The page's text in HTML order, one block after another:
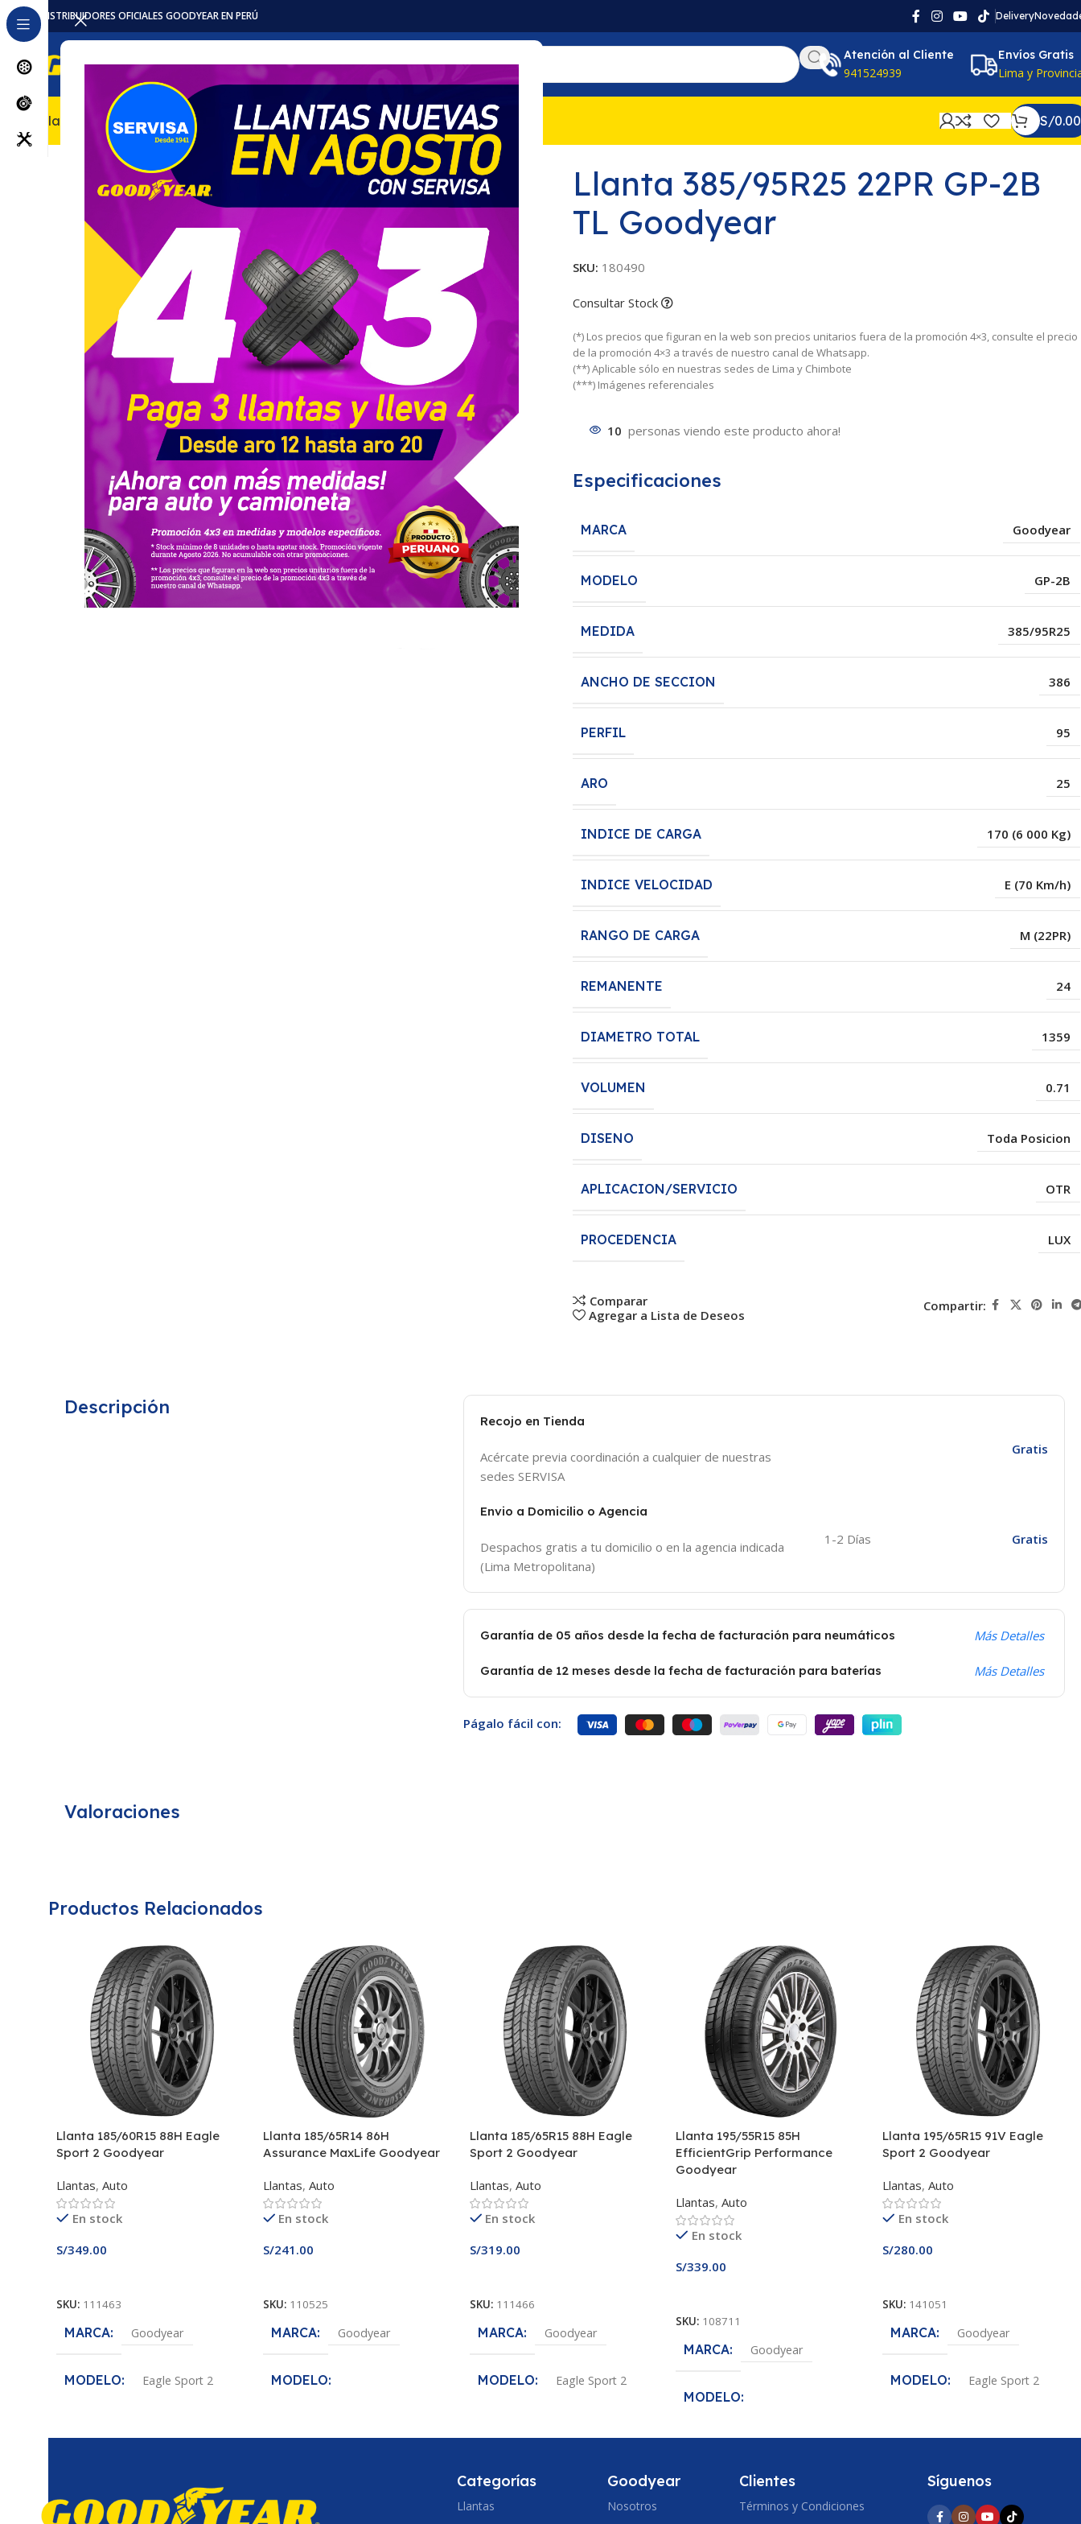
DISTRIBUIDORES OFICIALES GOODYEAR EN PERÚ Delivery
Atención al Cliente
941524939
Envíos Gratis
Lima y
Llantas Accesorios / Repuestos ServiciosLocalesPromocionesNosotrosContacto S/0.00
Llantas OTR Llanta 385/95R25 22PR GP-2B TL Goodyear
Llanta 385/95R25 22PR GP-2B
TL Goodyear
SKU: 180490
Consultar Stock
(*) Los precios que figuran en la web son precios unitarios fuera de la promoción 4×3, consulte el precio
de la promoción 4×3 a través de nuestro canal de Whatsapp.
(**) Aplicable sólo en nuestras sedes de Lima y Chimbote
(***) Imágenes referenciales
10 personas viendo este producto ahora!
Especificaciones
MARCA Goodyear
MODELO GP-2B
MEDIDA 385/95R25
ANCHO DE SECCION 386
PERFIL 95
ARO 25
INDICE DE CARGA 170 (6 000 Kg)
INDICE VELOCIDAD E (70 Km/h)
RANGO DE CARGA M (22PR)
REMANENTE 24
DIAMETRO TOTAL 1359
VOLUMEN 0.71
DISENO Toda Posicion
APLICACION/SERVICIO OTR
PROCEDENCIA LUX
Comparar
Agregar a Lista de Deseos
Compartir:
Descripción
Recojo en Tienda
Acércate previa coordinación a cualquier de nuestras
sedes SERVISA
Gratis
Envio a Domicilio o Agencia
Despachos gratis a tu domicilio o en la agencia indicada
(Lima Metropolitana)
1-2 Días Gratis
Garantía de 05 años desde la fecha de facturación para neumáticos Más Detalles
Garantía de 12 meses desde la fecha de facturación para baterías Más Detalles
Págalo fácil con:
Valoraciones
Productos Relacionados
Llanta 185/60R15 88H Eagle
Sport 2 Goodyear
Llantas, Auto
En stock
S/349.00
SKU: 111463
MARCA Goodyear
MODELO Eagle Sport 2
185
Llanta 185/65R14 86H
Assurance MaxLife Goodyear
Llantas, Auto
En stock
S/241.00
SKU: 110525
MARCA Goodyear
MODELO
ANCHO DE SECCION
Llanta 185/65R15 88H Eagle
Sport 2 Goodyear
Llantas, Auto
En stock
S/319.00
SKU: 111466
MARCA Goodyear
MODELO Eagle Sport 2
ANCHO DE SECCION
185
Llanta 195/55R15 85H
EfficientGrip Performance
Goodyear
Llantas, Auto
En stock
S/339.00
SKU: 108711
MARCA Goodyear
MODELO
ANCHO DE SECCION
Llanta 195/65R15 91V Eagle
Sport 2 Goodyear
Llantas, Auto
En stock
S/280.00
SKU: 141051
MARCA Goodyear
MODELO Eagle Sport 2
ANCHO DE SECCION
Categorías
Llantas
Goodyear
Nosotros
Clientes
Términos y Condiciones
Síguenos